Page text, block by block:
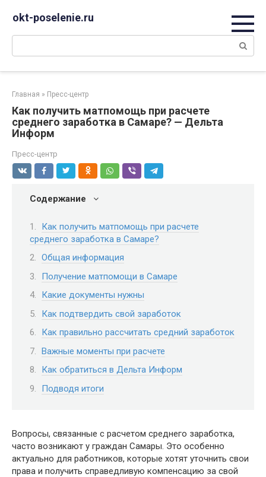
okt-poselenie.ru
Поиск:
Главная » Пресс-центр
Как получить матпомощь при расчете
среднего заработка в Самаре? — Дельта
Информ
Пресс-центр
Содержание
Как получить матпомощь при расчете
среднего заработка в Самаре?
Общая информация
Получение матпомощи в Самаре
Какие документы нужны
Как подтвердить свой заработок
Как правильно рассчитать средний заработок
Важные моменты при расчете
Как обратиться в Дельта Информ
Подводя итоги
Вопросы, связанные с расчетом среднего заработка,
часто возникают у граждан Самары. Это особенно
актуально для работников, которые хотят уточнить свои
права и получить справедливую компенсацию за свой